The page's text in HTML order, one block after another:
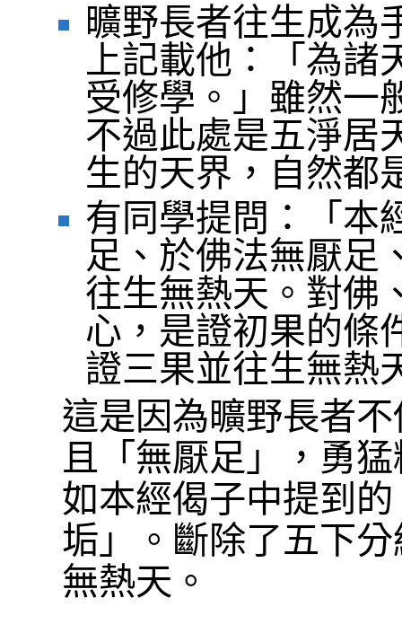
曠野長者往生成為
上記載他：「為諸
受修學。」雖然一
不過此處是五淨居
生的天界，自然都
有同學提問：「本
足、於佛法無厭足
往生無熱天。對佛
心，是證初果的條
證三果並往生無熱
這是因為曠野長者
且「無厭足」，勇
如本經偈子中提到
垢」。斷除了五下
無熱天。